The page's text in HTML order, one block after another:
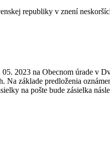
republiky v znení
2023 na Obecnom úrade v
základe predloženia
na pošte bude zásielka